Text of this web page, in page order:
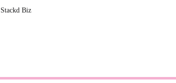
Stackd Biz